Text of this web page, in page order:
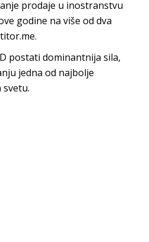
prodaje u inostranstvu
godine na više od dva
postati dominantnija sila,
jedna od najbolje